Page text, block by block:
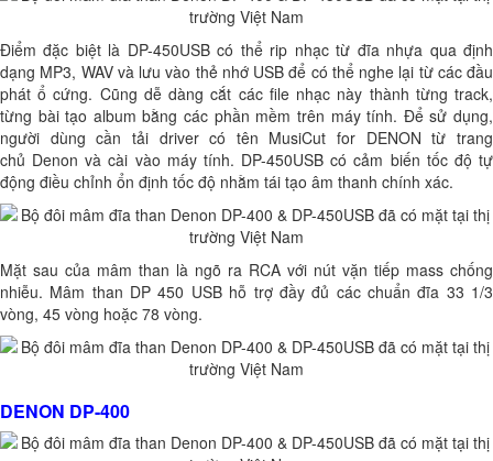
Điểm đặc biệt là DP-450USB có thể rip nhạc từ đĩa nhựa qua định
dạng MP3, WAV và lưu vào thẻ nhớ USB để có thể nghe lại từ các đầu
phát ổ cứng. Cũng dễ dàng cắt các file nhạc này thành từng track,
từng bài tạo album bằng các phần mềm trên máy tính. Để sử dụng,
người dùng cần tải driver có tên MusiCut for DENON từ trang
chủ Denon và cài vào máy tính. DP-450USB có cảm biến tốc độ tự
động điều chỉnh ổn định tốc độ nhằm tái tạo âm thanh chính xác.
Mặt sau của mâm than là ngõ ra RCA với nút vặn tiếp mass chống
nhiễu. Mâm than DP 450 USB hỗ trợ đầy đủ các chuẩn đĩa 33 1/3
vòng, 45 vòng hoặc 78 vòng.
DENON DP-400